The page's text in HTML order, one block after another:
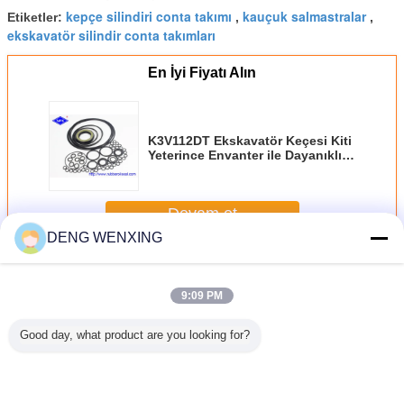
Etiketler: kepçe silindiri conta takımı , kauçuk salmastralar,
ekskavatör silindir conta takımları
En İyi Fiyatı Alın
K3V112DT Ekskavatör Keçesi Kiti
Yeterince Envanter ile Dayanıklı
Devam et
DahaEkskavatör Keçesi Takımı
DENG WENXING
9:09 PM
Good day, what product are you looking for?